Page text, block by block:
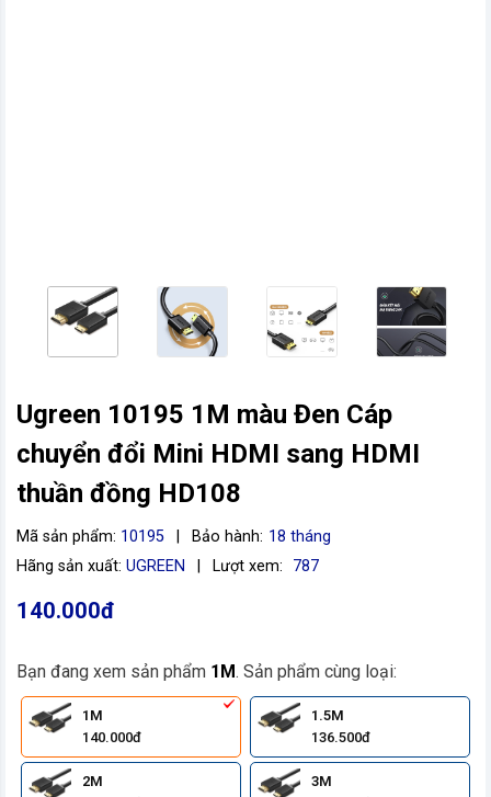
Ugreen 10195 1M màu Đen Cáp
chuyển đổi Mini HDMI sang HDMI
thuần đồng HD108
Mã sản phẩm: 10195 Bảo hành: 18 tháng
Hãng sản xuất: UGREEN Lượt xem: 787
140.000đ
Bạn đang xem sản phẩm 1M. Sản phẩm cùng loại:
1M
140.000đ
1.5M
136.500đ
2M
3M